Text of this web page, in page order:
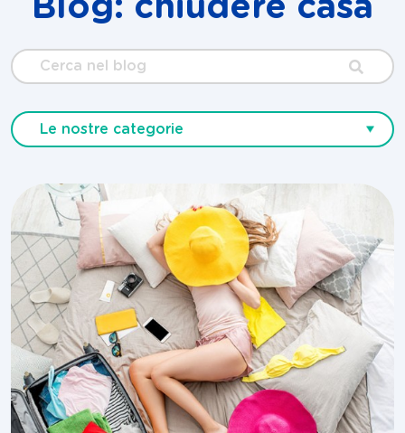
Blog: chiudere casa
Cerca
nel
Le nostre categorie